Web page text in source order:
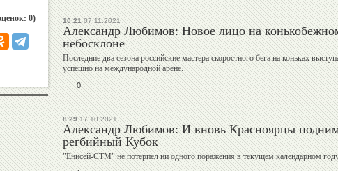
0)
Дмитрий
Дубровский
Екатерина
Киселева
Андрей
Кислов
Георгий
Брюсов
Владимир
Гескин
Михаил
Мамиашвили
10:2107.11.2021
Александр Любимов: Новое лицо на
небосклоне
Последние два сезона российские мастера скоростного бега на коньках
успешно на международной арене.
0
8:2917.10.2021
Александр Любимов: И вновь Красноярцы
регбийный Кубок
"Енисей-СТМ" не потерпел ни одного поражения в текущем календарном